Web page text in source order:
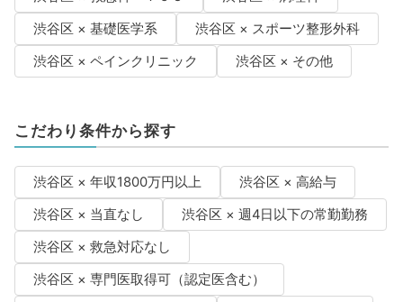
渋谷区 × 基礎医学系
渋谷区 × スポーツ整形外科
渋谷区 × ペインクリニック
渋谷区 × その他
こだわり条件から探す
渋谷区 × 年収1800万円以上
渋谷区 × 高給与
渋谷区 × 当直なし
渋谷区 × 週4日以下の常勤勤務
渋谷区 × 救急対応なし
渋谷区 × 専門医取得可（認定医含む）